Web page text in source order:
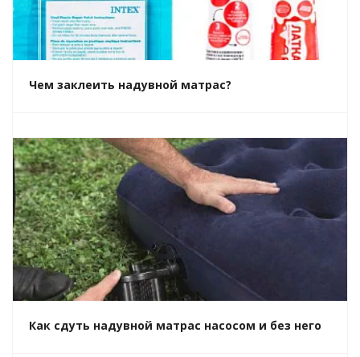
Чем заклеить надувной матрас?
Как сдуть надувной матрас насосом и без него